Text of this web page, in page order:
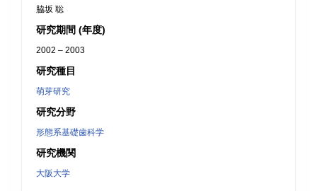
脇坂 聡
研究期間 (年度)
2002 – 2003
研究種目
萌芽研究
研究分野
形態系基礎歯科学
研究機関
大阪大学